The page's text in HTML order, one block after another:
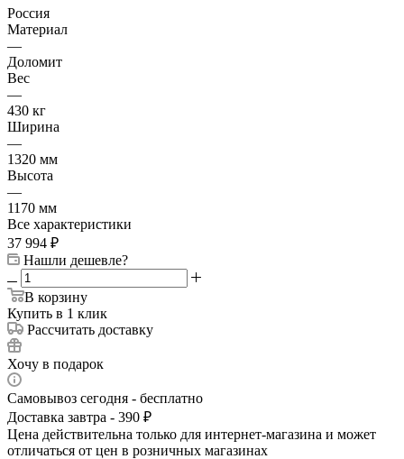
Россия
Материал
—
Доломит
Вес
—
430 кг
Ширина
—
1320 мм
Высота
—
1170 мм
Все характеристики
37 994 ₽
Нашли дешевле?
В корзину
Купить в 1 клик
Рассчитать доставку
Хочу в подарок
Самовывоз сегодня - бесплатно
Доставка завтра - 390 ₽
Цена действительна только для интернет-магазина и может
отличаться от цен в розничных магазинах